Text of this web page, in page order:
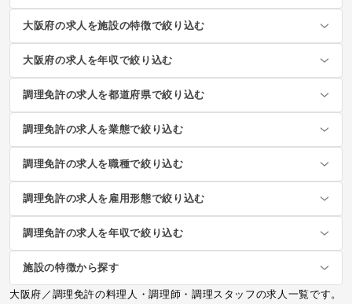
大阪府の求人を施設の特徴で絞り込む
大阪府の求人を年収で絞り込む
調理免許の求人を都道府県で絞り込む
調理免許の求人を業態で絞り込む
調理免許の求人を職種で絞り込む
調理免許の求人を雇用形態で絞り込む
調理免許の求人を年収で絞り込む
施設の特徴から探す
大阪府／調理免許の料理人・調理師・調理スタッフの求人一覧です。